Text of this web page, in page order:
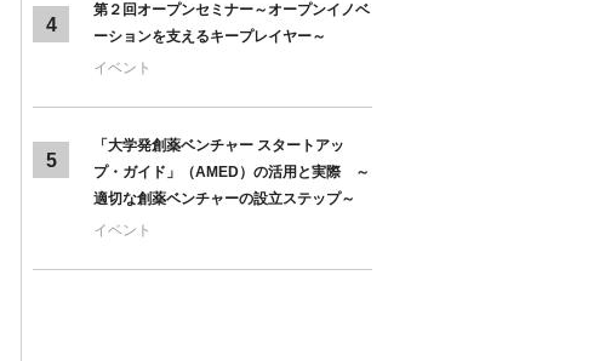
4
第２回オープンセミナー～オープンイノベ
ーションを支えるキープレイヤー～
イベント
5
「大学発創薬ベンチャー スタートアッ
プ・ガイド」（AMED）の活用と実際 ～
適切な創薬ベンチャーの設立ステップ～
イベント